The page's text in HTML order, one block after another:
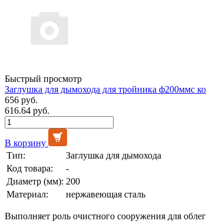
Быстрый просмотр
Заглушка для дымохода для тройника ф200ммс
656 руб.
616.64 руб.
В корзину
Тип:
Заглушка для дымохода
Код товара:
-
Диаметр (мм): 200
Материал:
нержавеющая сталь
Выполняет роль очистного сооружения для